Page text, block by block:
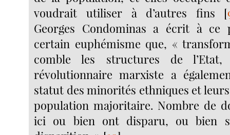
voudrait utiliser à d’autres fins [
Georges Condominas a écrit à ce
certain euphémisme que, «
comble les structures de l’Etat,
révolutionnaire marxiste a
statut des minorités ethniques et
population majoritaire. Nombre de
ici ou bien ont disparu, ou bien